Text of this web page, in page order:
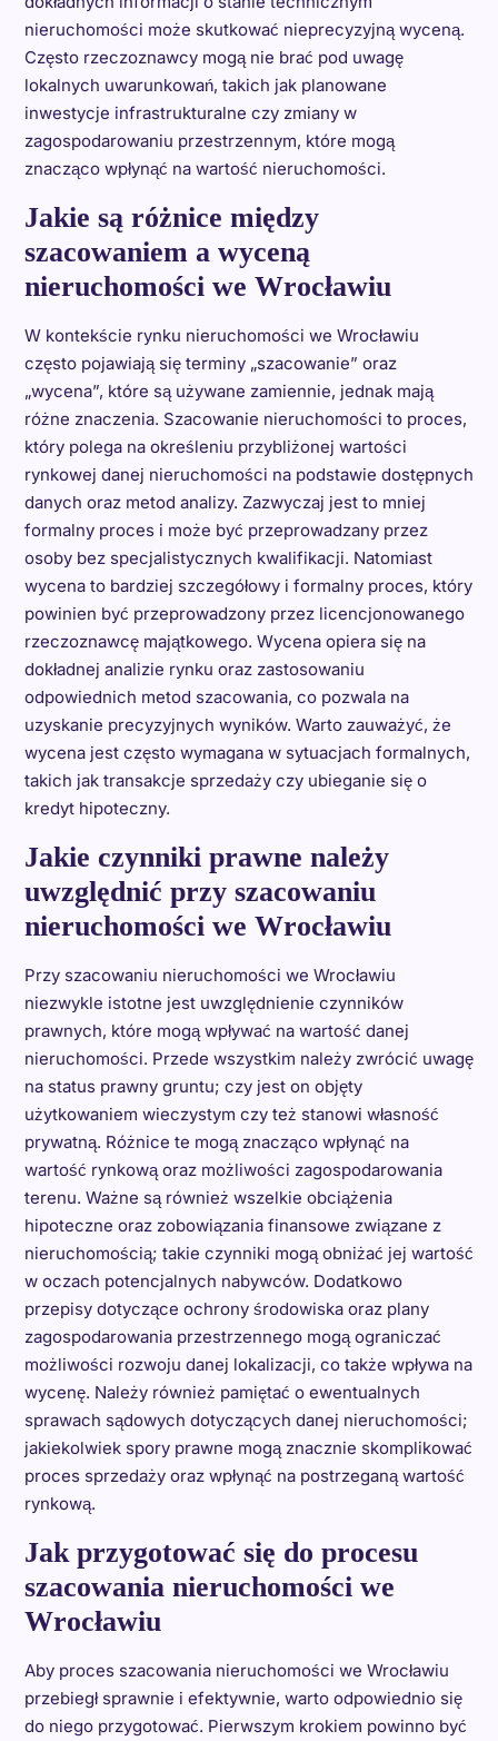
nieruchomości może skutkować nieprecyzyjną wyceną.
Często rzeczoznawcy mogą nie brać pod uwagę
lokalnych uwarunkowań, takich jak planowane
inwestycje infrastrukturalne czy zmiany w
zagospodarowaniu przestrzennym, które mogą
znacząco wpłynąć na wartość nieruchomości.
Jakie są różnice między
szacowaniem a wyceną
nieruchomości we Wrocławiu
W kontekście rynku nieruchomości we Wrocławiu
często pojawiają się terminy „szacowanie” oraz
„wycena”, które są używane zamiennie, jednak mają
różne znaczenia. Szacowanie nieruchomości to proces,
który polega na określeniu przybliżonej wartości
rynkowej danej nieruchomości na podstawie dostępnych
danych oraz metod analizy. Zazwyczaj jest to mniej
formalny proces i może być przeprowadzany przez
osoby bez specjalistycznych kwalifikacji. Natomiast
wycena to bardziej szczegółowy i formalny proces, który
powinien być przeprowadzony przez licencjonowanego
rzeczoznawcę majątkowego. Wycena opiera się na
dokładnej analizie rynku oraz zastosowaniu
odpowiednich metod szacowania, co pozwala na
uzyskanie precyzyjnych wyników. Warto zauważyć, że
wycena jest często wymagana w sytuacjach formalnych,
takich jak transakcje sprzedaży czy ubieganie się o
kredyt hipoteczny.
Jakie czynniki prawne należy
uwzględnić przy szacowaniu
nieruchomości we Wrocławiu
Przy szacowaniu nieruchomości we Wrocławiu
niezwykle istotne jest uwzględnienie czynników
prawnych, które mogą wpływać na wartość danej
nieruchomości. Przede wszystkim należy zwrócić uwagę
na status prawny gruntu; czy jest on objęty
użytkowaniem wieczystym czy też stanowi własność
prywatną. Różnice te mogą znacząco wpłynąć na
wartość rynkową oraz możliwości zagospodarowania
terenu. Ważne są również wszelkie obciążenia
hipoteczne oraz zobowiązania finansowe związane z
nieruchomością; takie czynniki mogą obniżać jej wartość
w oczach potencjalnych nabywców. Dodatkowo
przepisy dotyczące ochrony środowiska oraz plany
zagospodarowania przestrzennego mogą ograniczać
możliwości rozwoju danej lokalizacji, co także wpływa na
wycenę. Należy również pamiętać o ewentualnych
sprawach sądowych dotyczących danej nieruchomości;
jakiekolwiek spory prawne mogą znacznie skomplikować
proces sprzedaży oraz wpłynąć na postrzeganą wartość
rynkową.
Jak przygotować się do procesu
szacowania nieruchomości we
Wrocławiu
Aby proces szacowania nieruchomości we Wrocławiu
przebiegł sprawnie i efektywnie, warto odpowiednio się
do niego przygotować. Pierwszym krokiem powinno być